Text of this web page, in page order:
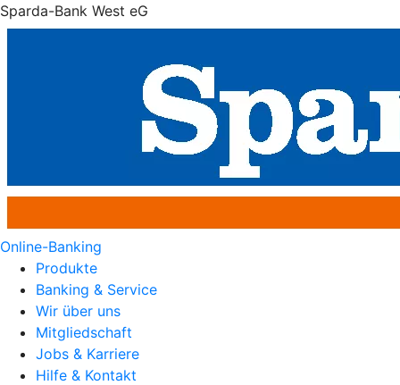
Sparda-Bank West eG
Online-Banking
Produkte
Banking & Service
Wir über uns
Mitgliedschaft
Jobs & Karriere
Hilfe & Kontakt